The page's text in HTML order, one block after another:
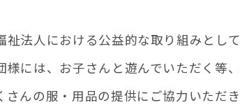
祉法人における公益的な取り組みとし
様には、お子さんと遊んでいただく等
さんの服・用品の提供にご協力いただ